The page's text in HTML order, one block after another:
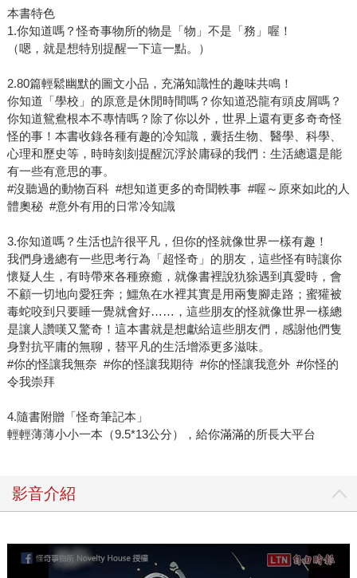
本書特色
1.你知道嗎？怪奇事物所的物是「物」不是「務」喔！
（嗯，就是想特別提醒一下這一點。）
2.80篇輕鬆幽默的圖文小品，充滿知識性的趣味共鳴！
你知道「學校」的原意是休閒時間嗎？你知道恐龍有頭皮屑嗎？
你知道鴛鴦根本不專情嗎？除了你以外，世界上還有更多奇奇怪
怪的事！本書收錄各種有趣的冷知識，囊括生物、醫學、科學、
心理和歷史等，時時刻刻提醒沉浮於庸碌的我們：生活總還是能
有一些有意思的事。
#沒聽過的動物百科 #想知道更多的奇聞軼事 #喔～原來如此的人
體奧秘 #意外有用的日常冷知識
3.你知道嗎？生活也許很平凡，但你的怪就像世界一樣有趣！
我們身邊總有一些思考行為「超怪奇」的朋友，這些怪有時讓你
懷疑人生，有時帶來各種療癒，就像書裡說犰狳遇到真愛時，會
不顧一切地向愛狂奔；鱷魚在水裡其實是用兩隻腳走路；蜜獾被
毒蛇咬到只要睡一覺就會好……，這些朋友的怪就像世界一樣總
是讓人讚嘆又驚奇！這本書就是想獻給這些朋友們，感謝他們隻
身對抗平庸的無聊，替平凡的生活增添更多滋味。
#你的怪讓我無奈 #你的怪讓我期待 #你的怪讓我意外 #你怪的
令我崇拜
4.隨書附贈「怪奇筆記本」
輕輕薄薄小小一本（9.5*13公分），給你滿滿的所長大平台
影音介紹